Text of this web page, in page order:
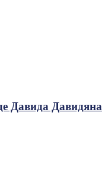
Давида Давидяна